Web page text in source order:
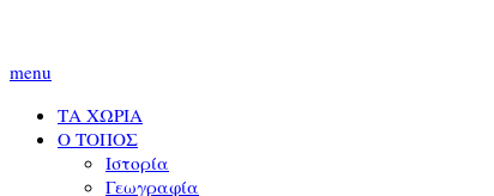
menu
ΤΑ ΧΩΡΙΑ
Ο ΤΟΠΟΣ
Ιστορία
Γεωγραφία